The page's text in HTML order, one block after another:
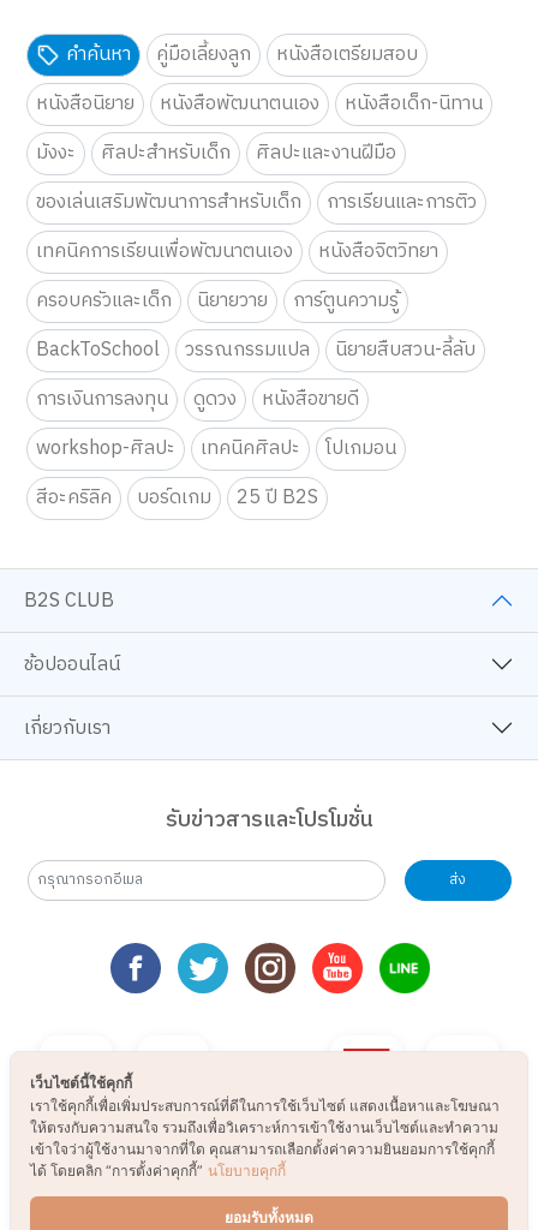
คำค้นหา คู่มือเลี้ยงลูก
หนังสือเตรียมสอบ
หนังสือนิยาย
หนังสือพัฒนาตนเอง
หนังสือเด็ก-นิทาน
มังงะ
ศิลปะสำหรับเด็ก
ศิลปะและงานฝีมือ
ของเล่นเสริมพัฒนาการสำหรับเด็ก
การเรียนและการติว
เทคนิคการเรียนเพื่อพัฒนาตนเอง
หนังสือจิตวิทยา
ครอบครัวและเด็ก
นิยายวาย
การ์ตูนความรู้
BackToSchool
วรรณกรรมแปล
นิยายสืบสวน-ลี้ลับ
การเงินการลงทุน
ดูดวง
หนังสือขายดี
workshop-ศิลปะ
เทคนิคศิลปะ
โปเกมอน
สีอะคริลิค
บอร์ดเกม 25 ปี B2S
B2S CLUB
ช้อปออนไลน์
เกี่ยวกับเรา
รับข่าวสารและโปรโมชั่น
ส่ง
เว็บไซต์นี้ใช้คุกกี้
เราใช้คุกกี้เพื่อเพิ่มประสบการณ์ที่ดีในการใช้เว็บไซต์ แสดงเนื้อหาและโฆษณา
ให้ตรงกับความสนใจ รวมถึงเพื่อวิเคราะห์การเข้าใช้งานเว็บไซต์และทำความ
เข้าใจว่าผู้ใช้งานมาจากที่ใด คุณสามารถเลือกตั้งค่าความยินยอมการใช้คุกกี้
ได้ โดยคลิก “การตั้งค่าคุกกี้” นโยบายคุกกี้
ยอมรับทั้งหมด